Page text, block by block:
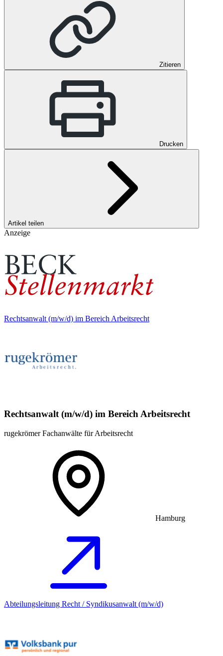
Zitieren
Drucken
Artikel teilen
Anzeige
Rechtsanwalt (m/w/d) im Bereich Arbeitsrecht
Rechtsanwalt (m/w/d) im Bereich Arbeitsrecht
rugekrömer Fachanwälte für Arbeitsrecht
Hamburg
Abteilungsleitung Recht / Syndikusanwalt (m/w/d)